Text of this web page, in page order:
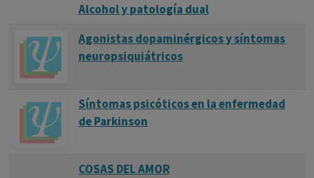
Alcohol y patología dual
Agonistas dopaminérgicos y síntomas
neuropsiquiátricos
Síntomas psicóticos en la enfermedad
de Parkinson
COSAS DEL AMOR